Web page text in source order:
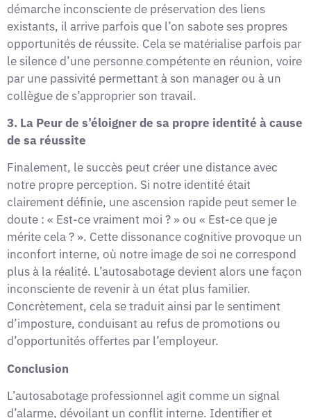
démarche inconsciente de préservation des liens
existants, il arrive parfois que l’on sabote ses propres
opportunités de réussite. Cela se matérialise parfois par
le silence d’une personne compétente en réunion, voire
par une passivité permettant à son manager ou à un
collègue de s’approprier son travail.
3. La Peur de s’éloigner de sa propre identité à cause
de sa réussite
Finalement, le succès peut créer une distance avec
notre propre perception. Si notre identité était
clairement définie, une ascension rapide peut semer le
doute : « Est-ce vraiment moi ? » ou « Est-ce que je
mérite cela ? ». Cette dissonance cognitive provoque un
inconfort interne, où notre image de soi ne correspond
plus à la réalité. L’autosabotage devient alors une façon
inconsciente de revenir à un état plus familier.
Concrètement, cela se traduit ainsi par le sentiment
d’imposture, conduisant au refus de promotions ou
d’opportunités offertes par l’employeur.
Conclusion
L’autosabotage professionnel agit comme un signal
d’alarme, dévoilant un conflit interne. Identifier et